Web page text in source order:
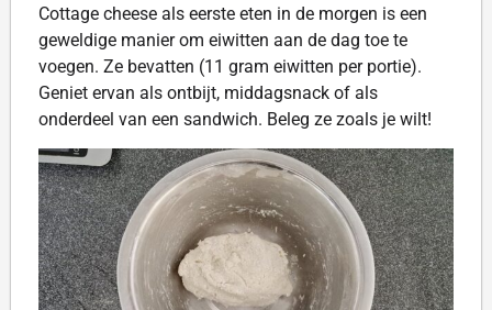
Cottage cheese als eerste eten in de morgen is een
geweldige manier om eiwitten aan de dag toe te
voegen. Ze bevatten (11 gram eiwitten per portie).
Geniet ervan als ontbijt, middagsnack of als
onderdeel van een sandwich. Beleg ze zoals je wilt!